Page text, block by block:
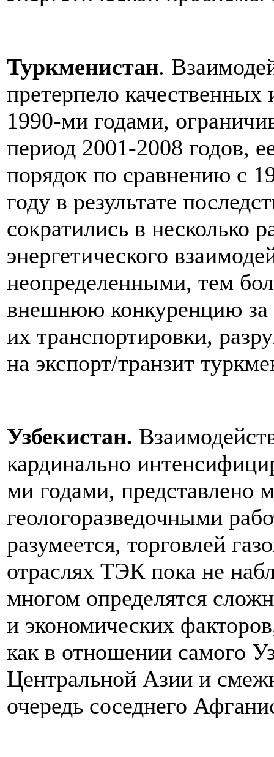
Туркменистан.
претерпело
1990-ми годами,
период 2001-2008 годов,
порядок по сравнению с
году в результате
сократились в несколько
энергетического
неопределенными, тем
внешнюю конкуренцию за
их транспортировки,
на экспорт/транзит
Узбекистан.
кардинально
ми годами, представлено
геологоразведочными
разумеется, торговлей
отраслях ТЭК пока не
многом определятся
и экономических
как в отношении самого
Центральной Азии и
очередь соседнего